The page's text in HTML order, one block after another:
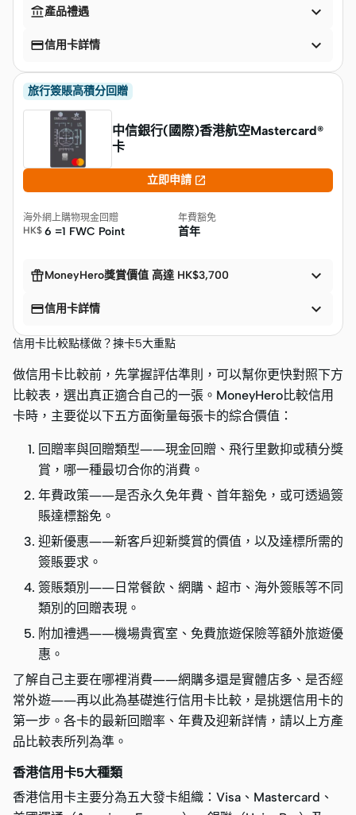
產品禮遇 
信用卡詳情 
旅行簽賬高積分回贈
中信銀行(國際)香港航空Mastercard®
卡
立即申請 
海外網上購物現金回贈
HK$ 6 =1 FWC Point
年費豁免
首年
MoneyHero獎賞價值 高達 HK$3,700 
信用卡詳情 
信用卡比較點樣做？揀卡5大重點
做信用卡比較前，先掌握評估準則，可以幫你更快對照下方
比較表，選出真正適合自己的一張。MoneyHero比較信用
卡時，主要從以下五方面衡量每張卡的綜合價值：
回贈率與回贈類型——現金回贈、飛行里數抑或積分獎
賞，哪一種最切合你的消費。
年費政策——是否永久免年費、首年豁免，或可透過簽
賬達標豁免。
迎新優惠——新客戶迎新獎賞的價值，以及達標所需的
簽賬要求。
簽賬類別——日常餐飲、網購、超市、海外簽賬等不同
類別的回贈表現。
附加禮遇——機場貴賓室、免費旅遊保險等額外旅遊優
惠。
了解自己主要在哪裡消費——網購多還是實體店多、是否經
常外遊——再以此為基礎進行信用卡比較，是挑選信用卡的
第一步。各卡的最新回贈率、年費及迎新詳情，請以上方產
品比較表所列為準。
香港信用卡5大種類
香港信用卡主要分為五大發卡組織：Visa、Mastercard、